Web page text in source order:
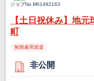
ジョブNo.M01492163
【土日祝休み】地
町
無期雇用派遣
非公開